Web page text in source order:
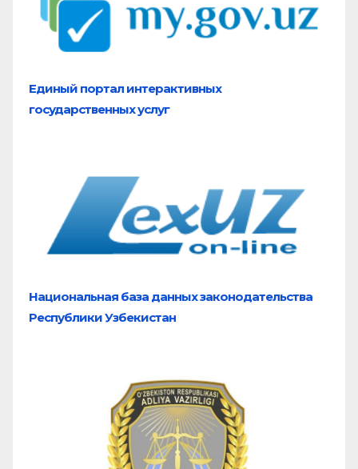
Единый портал интерактивных
государственных услуг
Национальная база данных законодательства
Республики Узбекистан